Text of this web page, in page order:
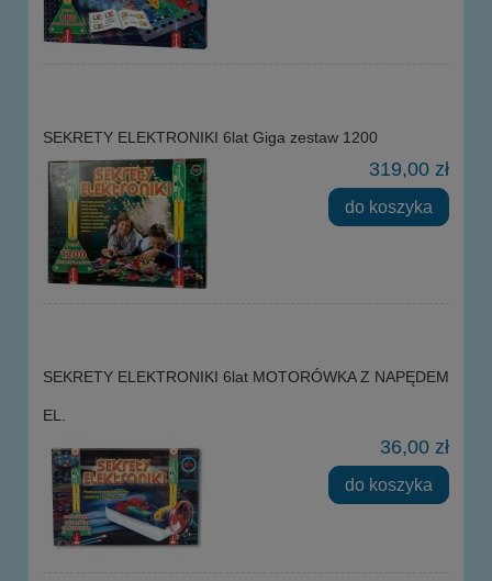
SEKRETY ELEKTRONIKI 6lat Giga zestaw 1200
319,00 zł
do koszyka
SEKRETY ELEKTRONIKI 6lat MOTORÓWKA Z NAPĘDEM
EL.
36,00 zł
do koszyka